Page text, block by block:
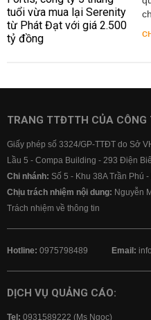
TRANG TTĐTTH CỦA CÔNG
Giấy phép số 3324/GP-TTĐT do Sở
Lầu 5 - Compa Building - 293 Điện
Chi nhánh: Số 5 - Khu 38A Trần Phú
Chịu trách nhiệm nội dung: Nguyễn
Trách nhiệm về thông tin
Hotline: 0975798489 Email:
DỊCH VỤ QUẢNG CÁO:
Tel: 0931589222 (Ms Ngọc)